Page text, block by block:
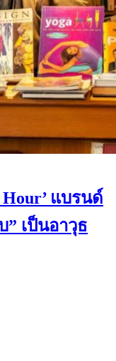
แบรนด์
” เป็นอาวุธ